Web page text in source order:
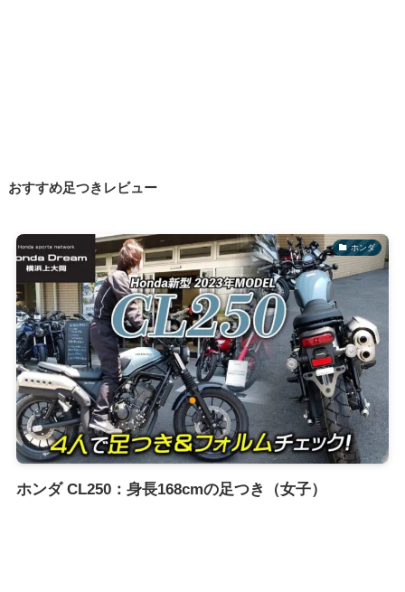
おすすめ足つきレビュー
ホンダ
ホンダ CL250：身長168cmの足つき（女子）